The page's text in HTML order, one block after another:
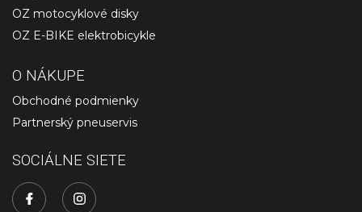
OZ motocyklové disky
OZ E-BIKE elektrobicykle
O NÁKUPE
Obchodné podmienky
Partnerský pneuservis
SOCIÁLNE SIETE